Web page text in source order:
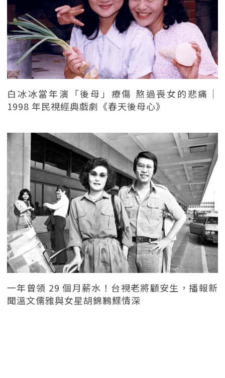
白冰冰當年演「後母」療傷 熬過喪女的悲痛｜
1998 年民視經典戲劇《春天後母心》
一年曾領 29 個月薪水！台視老將顧安生，播報新
聞溫文儒雅與女星胡錦鶼鰈情深